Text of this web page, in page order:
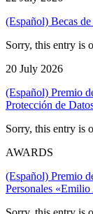
(Español) Becas
Sorry, this entry is
20 July 2026
(Español) Premio
Protección de
Sorry, this entry is
AWARDS
(Español) Premio
Personales